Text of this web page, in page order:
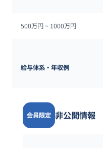
500万円 ~ 1000万円
給与体系・年収例
会員限定 非公開情報